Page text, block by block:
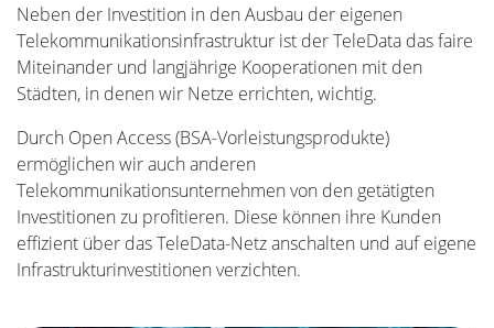
Neben der Investition in den Ausbau der eigenen
Telekommunikationsinfrastruktur ist der TeleData das faire
Miteinander und langjährige Kooperationen mit den
Städten, in denen wir Netze errichten, wichtig.
Durch Open Access (BSA-Vorleistungsprodukte)
ermöglichen wir auch anderen
Telekommunikationsunternehmen von den getätigten
Investitionen zu profitieren. Diese können ihre Kunden
effizient über das TeleData-Netz anschalten und auf eigene
Infrastrukturinvestitionen verzichten.